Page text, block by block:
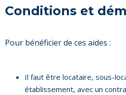
Conditions et
Pour bénéficier de ces aides :
Il faut être locataire, sous-
établissement, avec un